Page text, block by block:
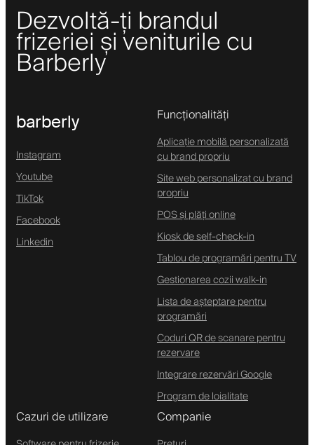
Dezvoltă-ți brandul
frizeriei și veniturile cu
Barberly
barberly
Instagram
Youtube
TikTok
Facebook
Linkedin
Funcționalități
Aplicație mobilă personalizată
cu brand propriu
Site web personalizat cu brand
propriu
POS și plăți online
Kiosk de self-check-in
Tablou de programări pentru TV
Gestionarea cozii walk-in
Lista de așteptare pentru
programări
Coduri QR de scanare pentru
rezervare
Integrare rezervări Google
Program de loialitate
Cazuri de utilizare Companie